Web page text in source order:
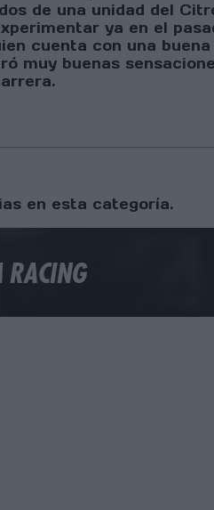
de una unidad del
ya en el
cuenta con una buena
muy buenas
en esta categoría.